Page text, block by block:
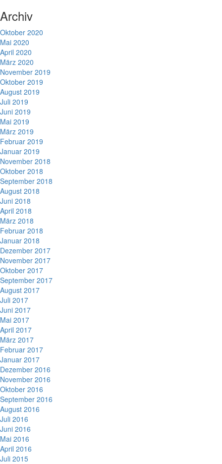
Archiv
Oktober 2020
Mai 2020
April 2020
März 2020
November 2019
Oktober 2019
August 2019
Juli 2019
Juni 2019
Mai 2019
März 2019
Februar 2019
Januar 2019
November 2018
Oktober 2018
September 2018
August 2018
Juni 2018
April 2018
März 2018
Februar 2018
Januar 2018
Dezember 2017
November 2017
Oktober 2017
September 2017
August 2017
Juli 2017
Juni 2017
Mai 2017
April 2017
März 2017
Februar 2017
Januar 2017
Dezember 2016
November 2016
Oktober 2016
September 2016
August 2016
Juli 2016
Juni 2016
Mai 2016
April 2016
Juli 2015